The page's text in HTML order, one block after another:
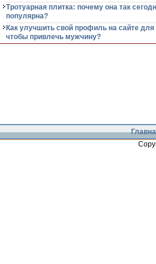
Тротуарная плитка: почему она так
популярна?
Как улучшить свой профиль на сайте для
чтобы привлечь мужчину?